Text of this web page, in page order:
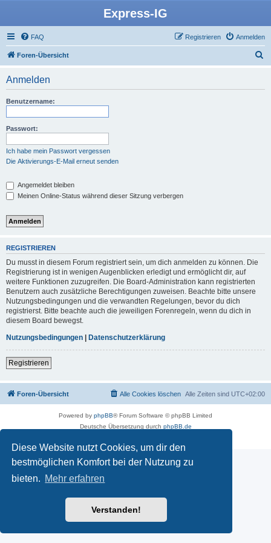
Diese Website nutzt Cookies, um dir den
bestmöglichen Komfort bei der Nutzung zu
bieten. Mehr erfahren
Verstanden!
Express-IG
FAQ Anmelden
Registrieren
Foren-Übersicht
Anmelden
Benutzername:
Passwort:
Ich habe mein Passwort vergessen
Die Aktivierungs-E-Mail erneut senden
Angemeldet bleiben
Meinen Online-Status während dieser Sitzung verbergen
REGISTRIEREN
Du musst in diesem Forum registriert sein, um dich anmelden zu können. Die
Registrierung ist in wenigen Augenblicken erledigt und ermöglicht dir, auf
weitere Funktionen zuzugreifen. Die Board-Administration kann registrierten
Benutzern auch zusätzliche Berechtigungen zuweisen. Beachte bitte unsere
Nutzungsbedingungen und die verwandten Regelungen, bevor du dich
registrierst. Bitte beachte auch die jeweiligen Forenregeln, wenn du dich in
diesem Board bewegst.
Nutzungsbedingungen | Datenschutzerklärung
Registrieren
Foren-Übersicht Alle Zeiten sind UTC+02:00
Alle Cookies löschen
Powered by phpBB® Forum Software © phpBB Limited
Deutsche Übersetzung durch phpBB.de